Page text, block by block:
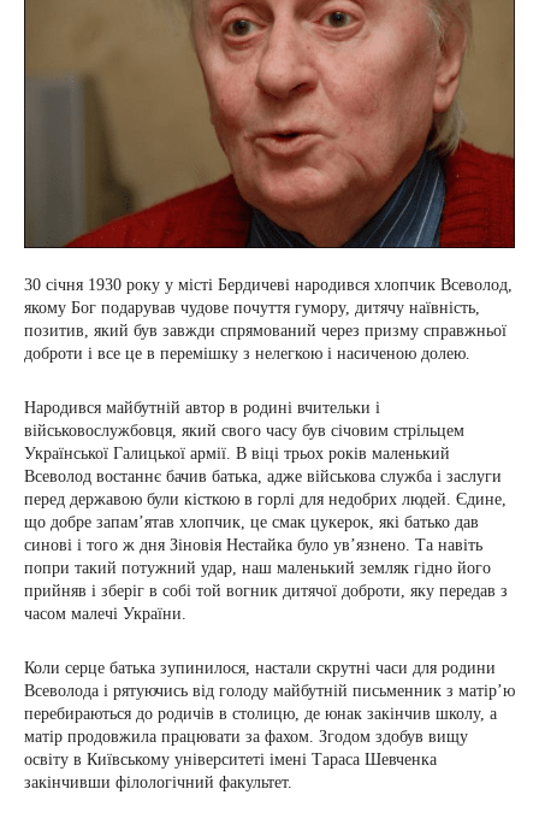
30 січня 1930 року у місті Бердичеві народився хлопчик Всеволод,
якому Бог подарував чудове почуття гумору, дитячу наївність,
позитив, який був завжди спрямований через призму справжньої
доброти і все це в перемішку з нелегкою і насиченою долею.
Народився майбутній автор в родині вчительки і
військовослужбовця, який свого часу був січовим стрільцем
Української Галицької армії. В віці трьох років маленький
Всеволод востаннє бачив батька, адже військова служба і заслуги
перед державою були кісткою в горлі для недобрих людей. Єдине,
що добре запам’ятав хлопчик, це смак цукерок, які батько дав
синові і того ж дня Зіновія Нестайка було ув’язнено. Та навіть
попри такий потужний удар, наш маленький земляк гідно його
прийняв і зберіг в собі той вогник дитячої доброти, яку передав з
часом малечі України.
Коли серце батька зупинилося, настали скрутні часи для родини
Всеволода і рятуючись від голоду майбутній письменник з матір’ю
перебираються до родичів в столицю, де юнак закінчив школу, а
матір продовжила працювати за фахом. Згодом здобув вищу
освіту в Київському університеті імені Тараса Шевченка
закінчивши філологічний факультет.